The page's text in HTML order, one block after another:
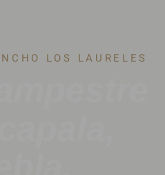
LOS LAURELES